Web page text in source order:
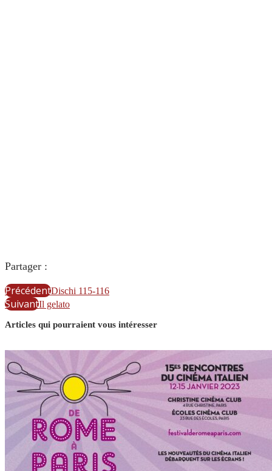
Partager :
PrécédentDischi 115-116
SuivantIl gelato
Articles qui pourraient vous intéresser